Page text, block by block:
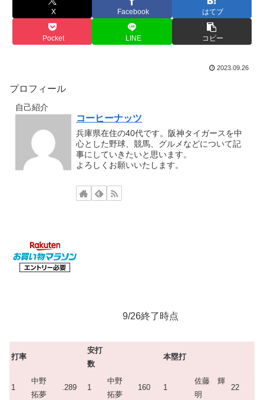
X Facebook はてブ
Pocket LINE コピー
2023.09.26
プロフィール
自己紹介
コーヒーナッツ
兵庫県在住の40代です。阪神タイガースを中
心とした野球、競馬、グルメなどについて記
事にしていきたいと思います。
よろしくお願いいたします。
9/26終了時点
打率
安打
数
本塁打
1
中野
拓夢
.289 1
中野
拓夢
160 1
佐藤 輝
明
22